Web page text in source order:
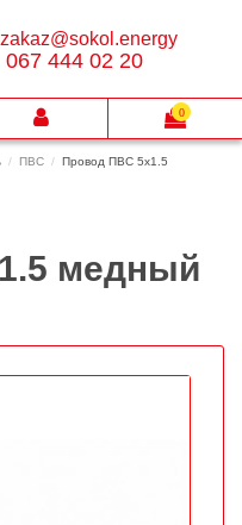
ПВС
Провод ПВС 5х1.5
медный
zakaz@sokol.energy
067 444 02 20
0